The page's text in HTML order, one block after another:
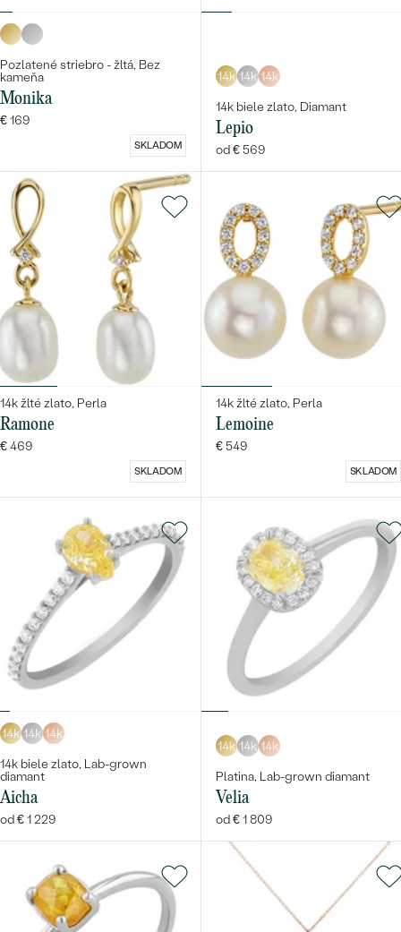
Pozlatené striebro - žltá, Bez
kameňa
Monika
€ 169
SKLADOM
14k 14k 14k
14k biele zlato, Diamant
Lepio
od € 569
14k žlté zlato, Perla
Ramone
€ 469
SKLADOM
14k žlté zlato, Perla
Lemoine
€ 549
SKLADOM
14k 14k 14k
14k biele zlato, Lab-grown
diamant
Aicha
od € 1 229
14k 14k 14k
Platina, Lab-grown diamant
Velia
od € 1 809